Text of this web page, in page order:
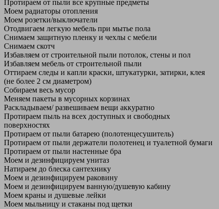
Протираем от пыли все крупные предметы
Моем радиаторы отопления
Моем розетки/выключатели
Отодвигаем легкую мебель при мытье пола
Снимаем защитную пленку и чехлы с мебели
Снимаем скотч
Избавляем от строительной пыли потолок, стены и пол
Избавляем мебель от строительной пыли
Оттираем следы и капли краски, штукатурки, затирки, клея
(не более 2 см диаметром)
Собираем весь мусор
Меняем пакеты в мусорных корзинах
Раскладываем/ развешиваем вещи аккуратно
Протираем пыль на всех доступных и свободных
поверхностях
Протираем от пыли батарею (полотенцесушитель)
Протираем от пыли держатели полотенец и туалетной бумаги
Протираем от пыли настенные бра
Моем и дезинфицируем унитаз
Натираем до блеска сантехнику
Моем и дезинфицируем раковину
Моем и дезинфицируем ванную/душевую кабину
Моем краны и душевые лейки
Моем мыльницу и стаканы под щетки